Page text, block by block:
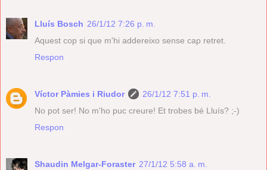
Lluís Bosch 26/1/12 7:26 p. m.
Aquest cop si que m'hi addereixo sense cap retret.
Respon
Víctor Pàmies i Riudor
26/1/12 7:51 p. m.
No pot ser! No m'ho puc creure! Et trobes bé Lluís? ;-)
Respon
Shaudin Melgar-Foraster 27/1/12 5:58 a. m.